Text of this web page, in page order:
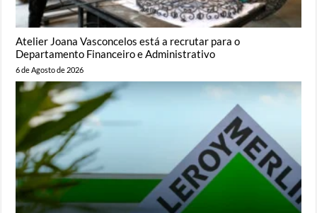
Atelier Joana Vasconcelos está a recrutar para o
Departamento Financeiro e Administrativo
6 de Agosto de 2026